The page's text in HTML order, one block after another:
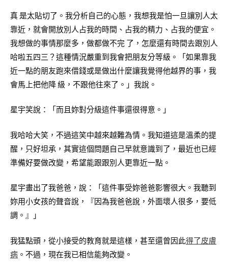
真 是太貼切了。我分析自己的心態，我想我是怕一旦讓別人太
靠近，就會開放別人占我的時間、占我的精力、占我的便宜。
我想做的事情那麼多，做都做不完 了，怎麼還有時間去跟別人
哈啦五四三？這種情況嚴重到我會把朋友分等級。「如果靠我
近一點的朋友跑來借錢或是做出什麼讓我覺得他越界的事，我
會馬上把他降 級，不跟他往來了。」我說。
星宇笑說：「而且妳對分級這件事還很得意。」
我哈哈大笑，不過這笑中越來越難為情。我知道這是溫柔的提
醒，只好坦承，其實這個問題自己早就意識到了，最近也已經
準備好要做改變，希望能跟跟別人更靠近一點。
星宇畫出了我爸爸，說：「這件事受妳爸爸影響很大。我聽到
妳用小女孩的聲音說，『因為我爸爸說，外面壞人很多，要低
調。』」
我猛點頭，從小接受的教育就是這樣，甚至還曾因此得了皮膚
病 。不過，現在我已相信能夠改變。